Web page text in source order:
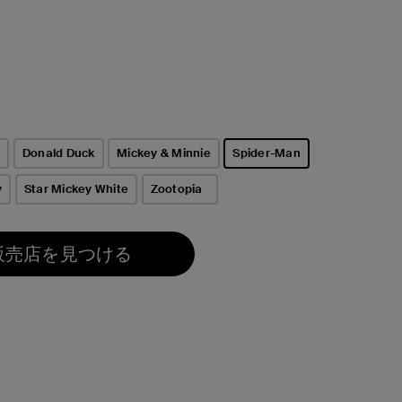
Donald Duck Mickey & Minnie Spider-Man
Star Mickey White Zootopia
売店を見つける